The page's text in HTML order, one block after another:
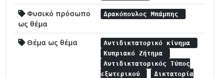
Φυσικό πρόσωπο
ως θέμα
Δρακόπουλος Μπάμπης
Θέμα ως θέμα
Αντιδικτατορικό κίνημα
Κυπριακό Ζήτημα
Αντιδικτατορικός Τύπος
εξωτερικού
Δικτατορία